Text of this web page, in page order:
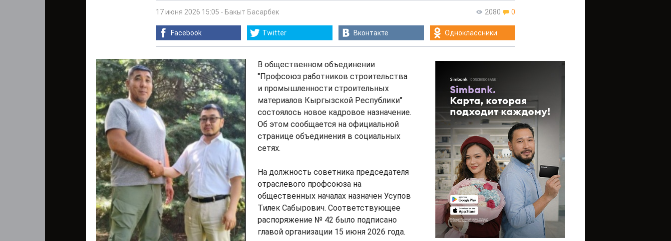
2080 0
17 июня 2026 15:05 - Бакыт Басарбек
Facebook Twitter Вконтакте Одноклассники
В общественном объединении
"Профсоюз работников строительства
и промышленности строительных
материалов Кыргызской Республики"
состоялось новое кадровое назначение.
Об этом сообщается на официальной
странице объединения в социальных
сетях.
На должность советника председателя
отраслевого профсоюза на
общественных началах назначен Усупов
Тилек Сабырович. Соответствующее
распоряжение № 42 было подписано
главой организации 15 июня 2026 года.